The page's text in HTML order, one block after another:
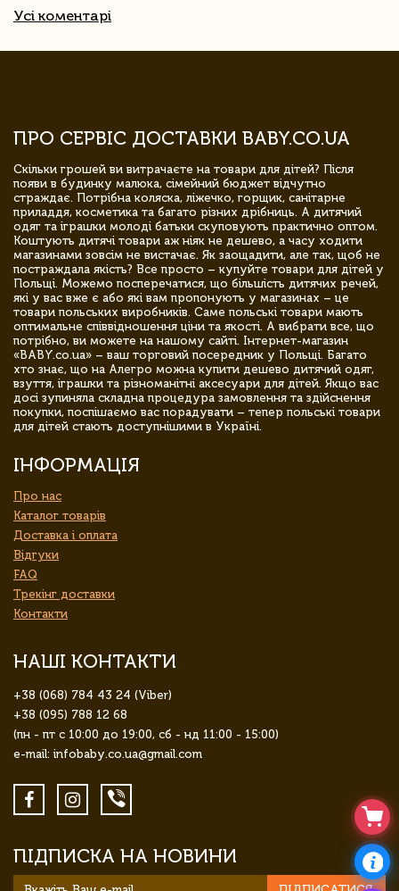
Усі коментарі
ПРО СЕРВІС ДОСТАВКИ BABY.CO.UA
Скільки грошей ви витрачаєте на товари для дітей? Після
появи в будинку малюка, сімейний бюджет відчутно
страждає. Потрібна коляска, ліжечко, горщик, санітарне
приладдя, косметика та багато різних дрібниць. А дитячий
одяг та іграшки молоді батьки скуповують практично оптом.
Коштують дитячі товари аж ніяк не дешево, а часу ходити
магазинами зовсім не вистачає. Як заощадити, але так, щоб не
постраждала якість? Все просто – купуйте товари для дітей у
Польщі. Можемо посперечатися, що більшість дитячих речей,
які у вас вже є або які вам пропонують у магазинах – це
товари польських виробників. Саме польські товари мають
оптимальне співвідношення ціни та якості. А вибрати все, що
потрібно, ви можете на нашому сайті. Інтернет-магазин
«BABY.co.ua» – ваш торговий посередник у Польщі. Багато
хто знає, що на Алегро можна купити дешево дитячий одяг,
взуття, іграшки та різноманітні аксесуари для дітей. Якщо вас
досі зупиняла складна процедура замовлення та здійснення
покупки, поспішаємо вас порадувати – тепер польські товари
для дітей стають доступнішими в Україні.
ІНФОРМАЦІЯ
Про нас
Каталог товарів
Доставка і оплата
Відгуки
FAQ
Трекінг доставки
Контакти
НАШІ КОНТАКТИ
+38 (068) 784 43 24 (Viber)
+38 (095) 788 12 68
(пн - пт с 10:00 до 19:00, сб - нд 11:00 - 15:00)
e-mail: infobaby.co.ua@gmail.com
ПІДПИСКА НА НОВИНИ